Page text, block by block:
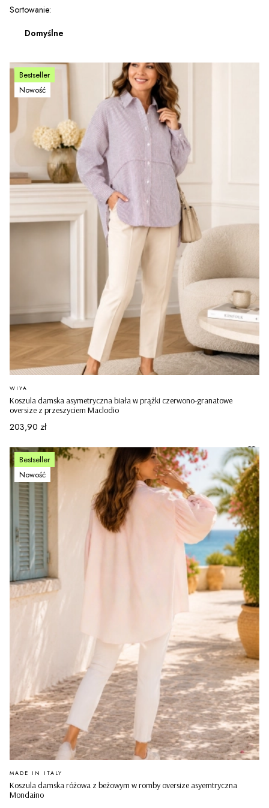
Lista produktów
Sortowanie:
Domyślne
Bestseller
Nowość
Koszula damska asymetryczna biała w prążki czerwono-granatowe
oversize z przeszyciem Maclodio
PRODUCENT
WIYA
Cena
203,90 zł
Bestseller
Nowość
Koszula damska różowa z beżowym w romby oversize asyemtryczna
Mondaino
PRODUCENT
MADE IN ITALY